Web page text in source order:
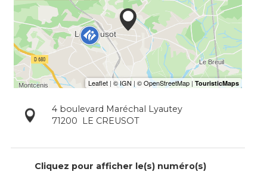
4 boulevard Maréchal Lyautey
71200
LE CREUSOT
Cliquez pour afficher le(s) numéro(s)